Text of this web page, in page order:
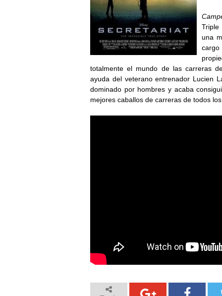
una
totalmente el mundo de las carreras
ayuda del veterano entrenador Lucien
dominado por hombres y acaba
mejores caballos de carreras de todos los